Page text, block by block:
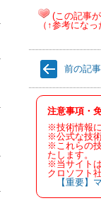
(この記事が
（↑参考にな
前の記事
注意事項・
※技術情報
※公式な技
※これらの
たします。
※当サイト
クロソフト
【重要】